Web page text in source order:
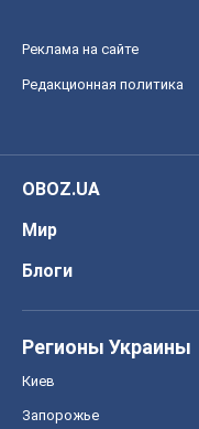
Реклама на сайте
Редакционная политика
OBOZ.UA
Мир
Блоги
Регионы Украины
Киев
Запорожье